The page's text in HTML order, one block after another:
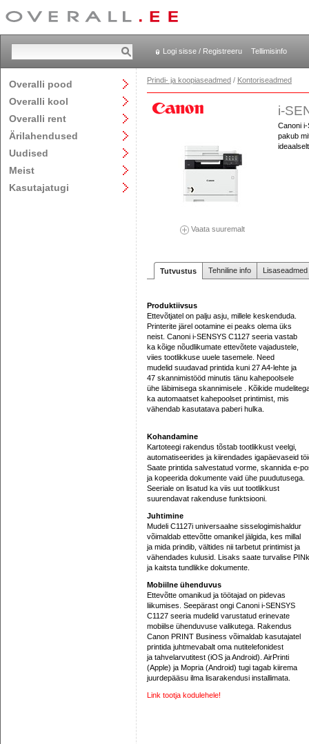
Logi sisse / Registreeru Tellimisinfo
Overalli pood
Overalli kool
Overalli rent
Ärilahendused
Uudised
Meist
Kasutajatugi
Prindi- ja koopiaseadmed / Kontoriseadmed
Vaata suuremalt
i-
Canoni
pakub
Tutvustus Tehniline info
Produktiivsus
Ettevõtjatel on palju asju, millele keskenduda.
Printerite järel ootamine ei peaks olema üks
neist. Canoni i-SENSYS C1127 seeria vastab
ka kõige nõudlikumate ettevõtete vajadustele,
viies tootlikkuse uuele tasemele. Need
mudelid suudavad printida kuni 27 A4-lehte ja
47 skannimistööd minutis tänu kahepoolsele
ühe läbimisega skannimisele . Kõikide
ka automaatset kahepoolset printimist, mis
vähendab kasutatava paberi hulka.
Kohandamine
Kartoteegi rakendus tõstab tootlikkust veelgi,
automatiseerides ja kiirendades igapäevaseid
Saate printida salvestatud vorme, skannida e-
ja kopeerida dokumente vaid ühe puudutusega.
Seeriale on lisatud ka viis uut tootlikkust
suurendavat rakenduse funktsiooni.
Juhtimine
Mudeli C1127i universaalne sisselogimishaldur
võimaldab ettevõtte omanikel jälgida, kes millal
ja mida prindib, vältides nii tarbetut printimist ja
vähendades kulusid. Lisaks saate turvalise
ja kaitsta tundlikke dokumente.
Mobiilne ühenduvus
Ettevõtte omanikud ja töötajad on pidevas
liikumises. Seepärast ongi Canoni i-SENSYS
C1127 seeria mudelid varustatud erinevate
mobiilse ühenduvuse valikutega. Rakendus
Canon PRINT Business võimaldab kasutajatel
printida juhtmevabalt oma nutitelefonidest
ja tahvelarvutitest (iOS ja Android). AirPrinti
(Apple) ja Mopria (Android) tugi tagab kiirema
juurdepääsu ilma lisarakendusi installimata.
Link tootja kodulehele!